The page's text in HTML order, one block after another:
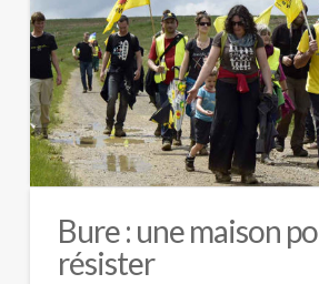
Bure : une maison
résister